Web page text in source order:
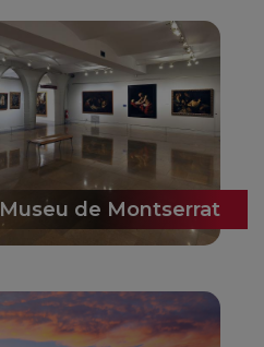
Museu de Montserrat